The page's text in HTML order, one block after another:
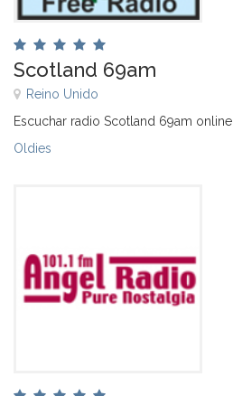
Scotland 69am
Reino Unido
Escuchar radio Scotland 69am online
Oldies